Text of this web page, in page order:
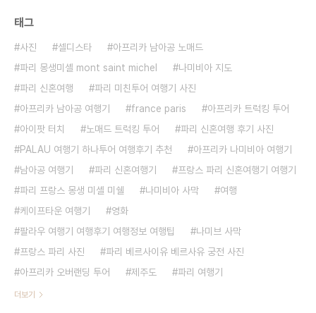
태그
사진 셀디스타
아프리카 남아공 노매드
파리 몽생미셸 mont saint michel
나미비아 지도
파리 신혼여행
파리 미친투어 여행기 사진
아프리카 남아공 여행기
france paris
아프리카 트럭킹 투어
아이팟 터치
노매드 트럭킹 투어
파리 신혼여행 후기 사진
PALAU 여행기 하나투어 여행후기 추천
아프리카 나미비아 여행기
남아공 여행기
파리 신혼여행기
프랑스 파리 신혼여행기 여행기
파리 프랑스 몽생 미셸 미쉘
나미비아 사막
여행
케이프타운 여행기
영화
팔라우 여행기 여행후기 여행정보 여행팁
나미브 사막
프랑스 파리 사진
파리 베르사이유 베르사유 궁전 사진
아프리카 오버랜딩 투어
제주도 파리 여행기
더보기